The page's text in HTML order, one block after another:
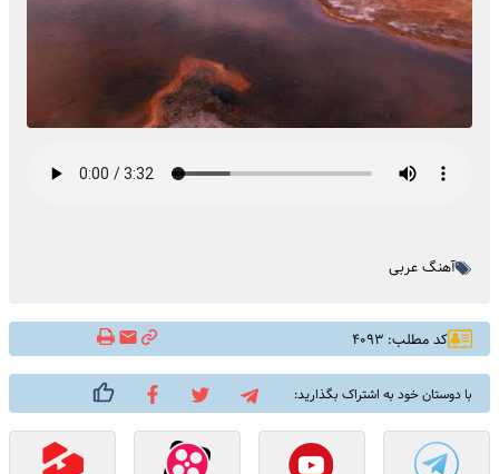
آهنگ عربی
کد مطلب: ۴۰۹۳
با دوستان خود به اشتراک بگذارید: